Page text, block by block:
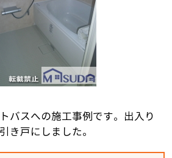
バスへの施工事例です。出入り
き戸にしました。